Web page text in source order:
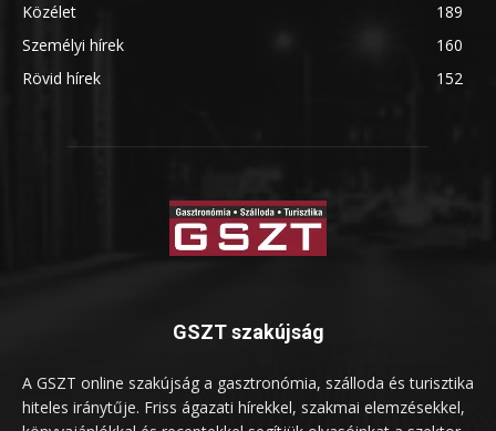
Közélet
189
Személyi hírek
160
Rövid hírek
152
GSZT szakújság
A GSZT online szakújság a gasztronómia, szálloda és turisztika
hiteles iránytűje. Friss ágazati hírekkel, szakmai elemzésekkel,